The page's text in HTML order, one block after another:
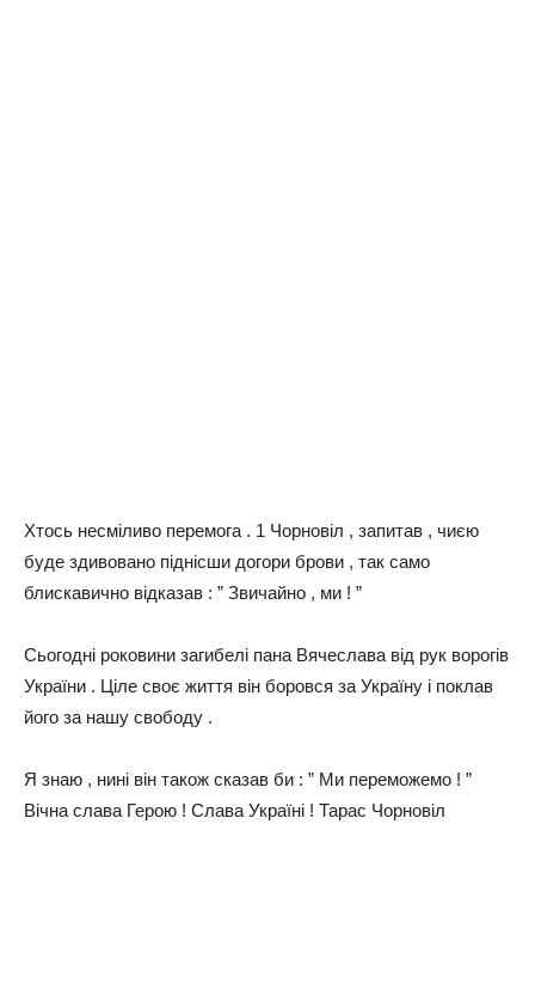
Хтось несміливо перемога . 1 Чорновіл , запитав , чиєю
буде здивовано піднісши догори брови , так само
блискавично відказав : ” Звичайно , ми ! ”
Сьогодні роковини загибелі пана Вячеслава від рук ворогів
України . Ціле своє життя він боровся за Україну і поклав
його за нашу свободу .
Я знаю , нині він також сказав би : ” Ми переможемо ! ”
Вічна слава Герою ! Слава Україні ! Тарас Чорновіл